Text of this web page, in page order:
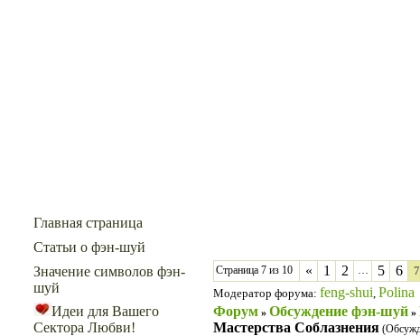
Главная страница
Статьи о фэн-шуй
Значение символов фэн-
шуй
Идеи для Вашего
Сектора Любви!
Страница 7 из 10 « 1 2 … 5 6 7
Модератор форума: feng-shui, Polina
Форум » Обсуждение фэн-шуй »
Мастерства Соблазнения